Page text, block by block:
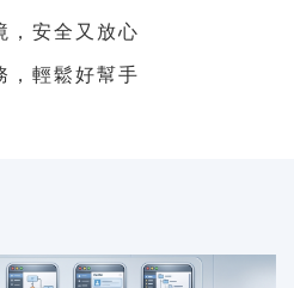
，安全又放心
，輕鬆好幫手